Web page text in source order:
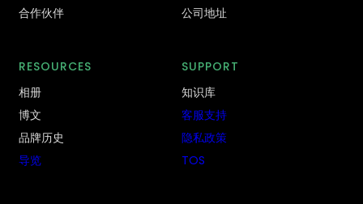
合作伙伴
公司地址
RESOURCES
相册
博文
品牌历史
导览
SUPPORT
知识库
客服支持
隐私政策
TOS